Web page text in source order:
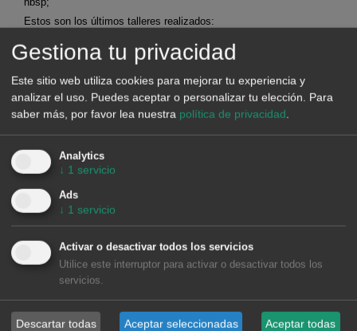
Estos son los últimos talleres realizados:
mercados spot y de
Solicitar grabación >>
Previsiones de medio plazo y estocasticidad para agentes
que operan en los
mercados spot y futuros.Solicitar grabación >>
datos relacionados con los mercados de energía.
grabación >>
SISTEMAS HÍBRIDOS DE RENOVABLES Y
BATERÍAS
En AleaSoft Energy Forecasting se realizan estudios, análisis e
informes para sistemas híbridos, principalmente de solar
fotovoltaica con baterías, pero también de solar fotovoltaica con
Gestiona tu privacidad
Este sitio web utiliza cookies para mejorar tu experiencia y
analizar el uso. Puedes aceptar o personalizar tu elección. Para
saber más, por favor lea nuestra política de privacidad.
Analytics
↓ 1 servicio
Ads
↓ 1 servicio
Activar o desactivar todos los servicios
Utilice este interruptor para activar o desactivar todos los
servicios.
Descartar todas Aceptar seleccionadas Aceptar todas